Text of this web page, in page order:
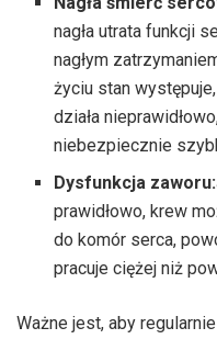
nagła utrata funkcji
nagłym
życiu stan
działa
niebezpiecznie
Dysfunkcja zaworu:
prawidłowo, krew
do komór serca,
pracuje ciężej niż
Ważne jest, aby